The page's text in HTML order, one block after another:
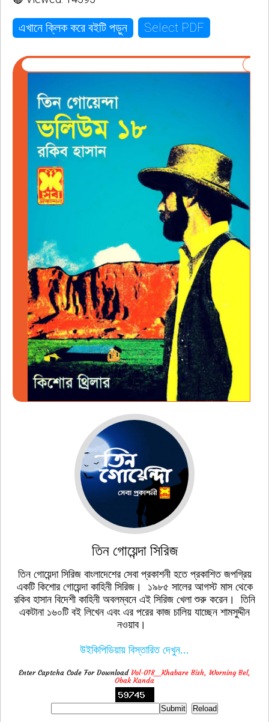
এখানে ক্লিক করে বইটি পড়ুন Select PDF
তিন গোয়েন্দা সিরিজ
তিন গোয়েন্দা সিরিজ বাংলাদেশের সেবা প্রকাশনী হতে প্রকাশিত জপগ্রিয়
একটি কিশোর গোয়েন্দা কাহিনী সিরিজ। ১৯৮৫ সালের আগস্ট মাস থেকে
রকিব হাসান বিদেশী কাহিনী অবলম্বনে এই সিরিজ খেলা শুরু করেন। তিনি
একটানা ১৬০টি বই লিখেন এবং এর পরের কাজ চালিয় যাচ্ছেন শামসুদ্দীন
নওয়াব।
উইকিপিডিয়ায় বিস্তারিত দেখুন...
Enter Captcha Code For Download Vol-018__Khabare Bish, Worning Bel,
Obak Kanda